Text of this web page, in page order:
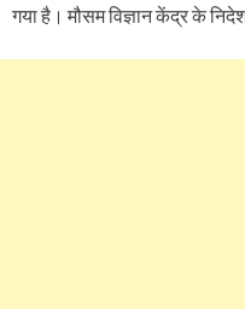
गया है। मौसम विज्ञान केंद्र के